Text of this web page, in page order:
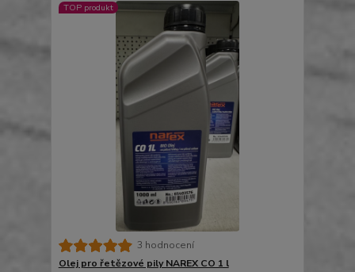
TOP produkt
3 hodnocení
Olej pro řetězové pily NAREX CO 1 l